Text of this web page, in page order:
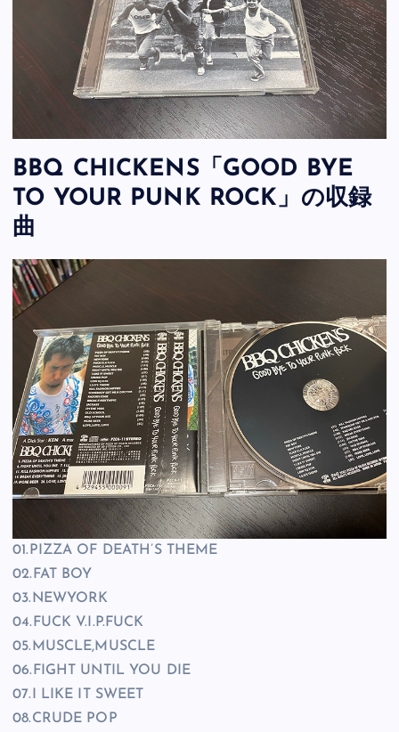
BBQ CHICKENS「GOOD BYE
TO YOUR PUNK ROCK」の収録
曲
01.PIZZA OF DEATH’S THEME
02.FAT BOY
03.NEWYORK
04.FUCK V.I.P.FUCK
05.MUSCLE,MUSCLE
06.FIGHT UNTIL YOU DIE
07.I LIKE IT SWEET
08.CRUDE POP